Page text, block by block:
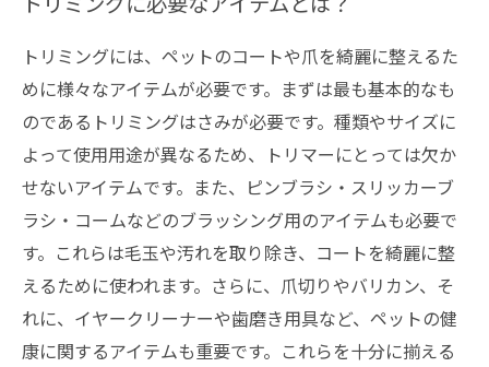
トリミングには、ペットのコートや爪を綺麗に整えるた
めに様々なアイテムが必要です。まずは最も基本的なも
のであるトリミングはさみが必要です。種類やサイズに
よって使用用途が異なるため、トリマーにとっては欠か
せないアイテムです。また、ピンブラシ・スリッカーブ
ラシ・コームなどのブラッシング用のアイテムも必要で
す。これらは毛玉や汚れを取り除き、コートを綺麗に整
えるために使われます。さらに、爪切りやバリカン、そ
れに、イヤークリーナーや歯磨き用具など、ペットの健
康に関するアイテムも重要です。これらを十分に揃える